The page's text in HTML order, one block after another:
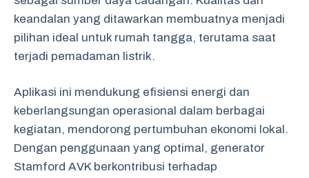
keandalan yang ditawarkan membuatnya menjadi
pilihan ideal untuk rumah tangga, terutama saat
terjadi pemadaman listrik.
Aplikasi ini mendukung efisiensi energi dan
keberlangsungan operasional dalam berbagai
kegiatan, mendorong pertumbuhan ekonomi lokal.
Dengan penggunaan yang optimal, generator
Stamford AVK berkontribusi terhadap